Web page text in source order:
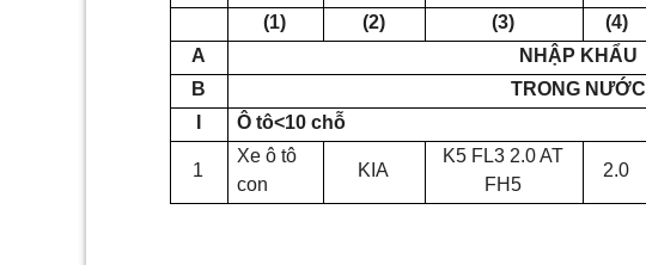
(1) (2) (3) (4)
A
NHẬP KHẨU
B
TRONG NƯỚC
Ô tô<10 chỗ
1
Xe ô tô
con
KIA
K5 FL3 2.0 AT
FH5
2.0